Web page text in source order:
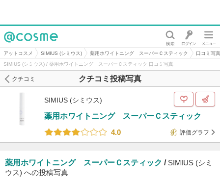
@cosme
アットコスメ SIMIUS (シミウス) 薬用ホワイトニング スーパーＣスティック
口コミ写
SIMIUS (シミウス) / 薬用ホワイトニング スーパーＣスティック 口コミ写真
クチコミ投稿写真
クチコミ
SIMIUS (シミウス)
薬用ホワイトニング スーパーＣスティック
4.0
評価グラフ
薬用ホワイトニング スーパーＣスティック / SIMIUS (シミ
ウス) への投稿写真